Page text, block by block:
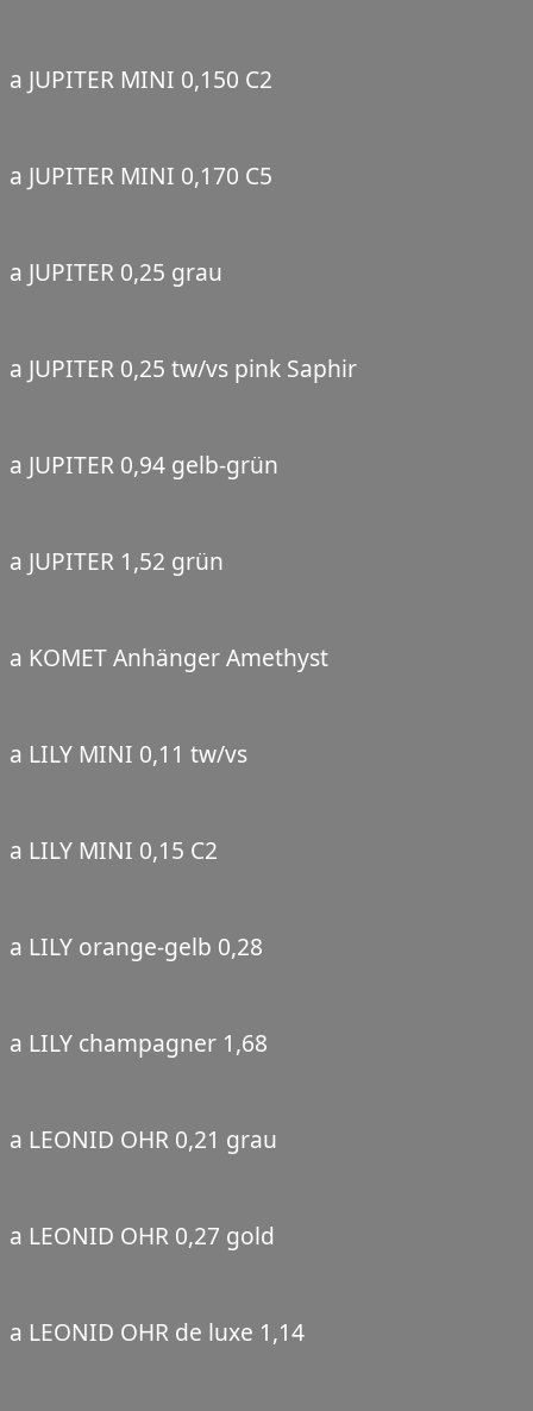
a JUPITER MINI 0,150 C2
a JUPITER MINI 0,170 C5
a JUPITER 0,25 grau
a JUPITER 0,25 tw/vs pink Saphir
a JUPITER 0,94 gelb-grün
a JUPITER 1,52 grün
a KOMET Anhänger Amethyst
a LILY MINI 0,11 tw/vs
a LILY MINI 0,15 C2
a LILY orange-gelb 0,28
a LILY champagner 1,68
a LEONID OHR 0,21 grau
a LEONID OHR 0,27 gold
a LEONID OHR de luxe 1,14